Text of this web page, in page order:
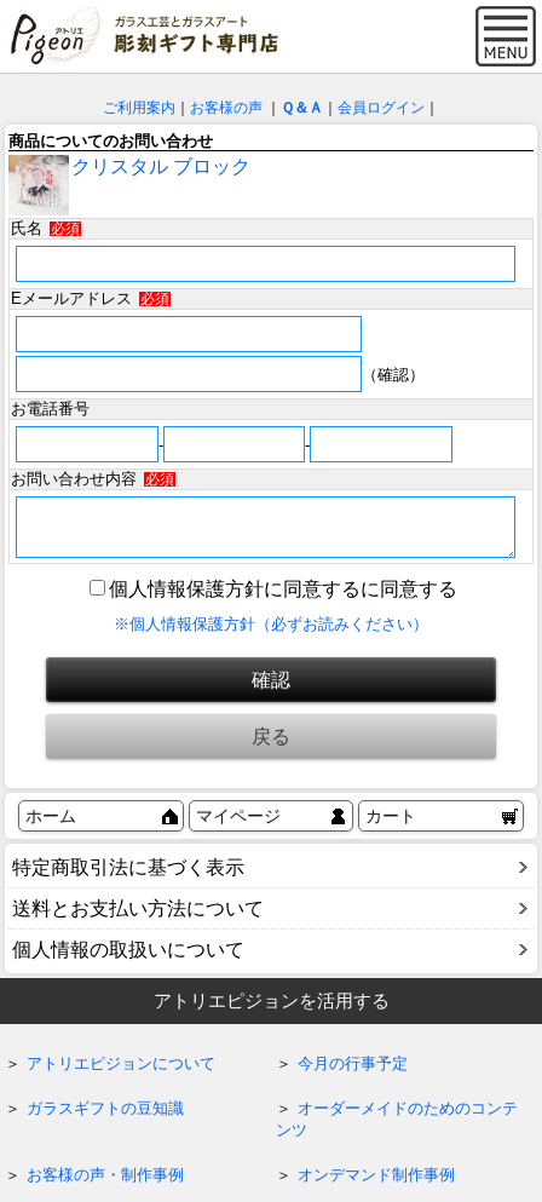
ご利用案内 お客様の声 Ｑ＆Ａ 会員ログイン
商品についてのお問い合わせ
クリスタル ブロック
氏名 必須
Eメールアドレス 必須
（確認）
お電話番号
-
-
お問い合わせ内容
必須
個人情報保護方針に同意するに同意する
※個人情報保護方針（必ずお読みください）
ホーム マイページ カート
特定商取引法に基づく表示
送料とお支払い方法について
個人情報の取扱いについて
アトリエピジョンを活用する
アトリエピジョンについて 今月の行事予定
ガラスギフトの豆知識
オーダーメイドのためのコンテ
ンツ
お客様の声・制作事例 オンデマンド制作事例